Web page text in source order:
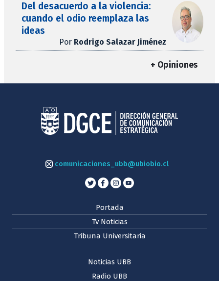
Del desacuerdo a la violencia:
cuando el odio reemplaza las
ideas
Por Rodrigo Salazar Jiménez
+ Opiniones
comunicaciones_ubb@ubiobio.cl
Portada
Tv Noticias
Tribuna Universitaria
Noticias UBB
Radio UBB